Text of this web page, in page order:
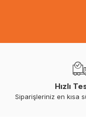
Hızlı
Siparişleriniz en kısa